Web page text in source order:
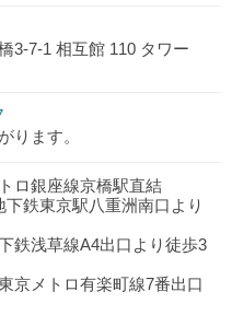
3-7-1 相互館 110 タワー
ります。
ロ銀座線京橋駅直結
鉄東京駅八重洲南口より
鉄浅草線A4出口より徒歩3
京メトロ有楽町線7番出口